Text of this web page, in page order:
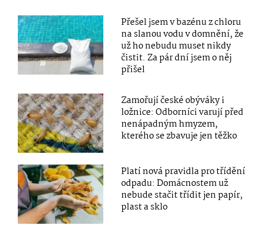
Přešel jsem v bazénu z chloru
na slanou vodu v domnění, že
už ho nebudu muset nikdy
čistit. Za pár dní jsem o něj
přišel
Zamořují české obýváky i
ložnice: Odborníci varují před
nenápadným hmyzem,
kterého se zbavuje jen těžko
Platí nová pravidla pro třídění
odpadu: Domácnostem už
nebude stačit třídit jen papír,
plast a sklo